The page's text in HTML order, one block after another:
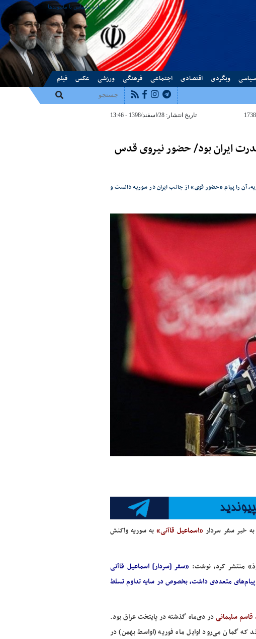
درباره ماتماس با ماپیوندها
سیاسی وبگردی اقتصادی اجتماعی فرهنگی ورزشی عکس فیلم
تاریخ انتشار: 28/اسفند/1398 - 13:46
قدرت ایران بود/ حضور نیروی قدس
آن را پیام «حضور قوی» از جانب ایران در سوریه دانست و
خبر سفر سردار «اسماعیل قاآنی»به سوریه واکنش
منتشر کرد، نوشت:‌ «سفر [سردار] اسماعیل قاآنی
پیام‌های متعددی داشت، بخصوص در سایه تداوم تسلط
قاسم سلیمانیدر دی‌ماه گذشته در پایتخت عراق بود.
گمان می‌رود اوایل ماه فوریه (اواسط بهمن) در